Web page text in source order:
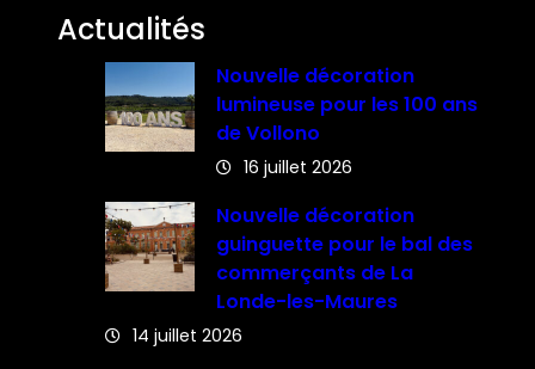
Actualités
Nouvelle décoration
lumineuse pour les 100 ans
de Vollono
16 juillet 2026
Nouvelle décoration
guinguette pour le bal des
commerçants de La
Londe-les-Maures
14 juillet 2026